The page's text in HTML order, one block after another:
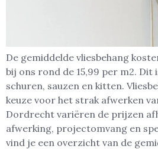
De gemiddelde vliesbehang
bij ons rond de 15,99 per m2. Dit
schuren, sauzen en kitten.
keuze voor het strak afwerken
Dordrecht variëren de prijzen
afwerking, projectomvang en
vind je een overzicht van de